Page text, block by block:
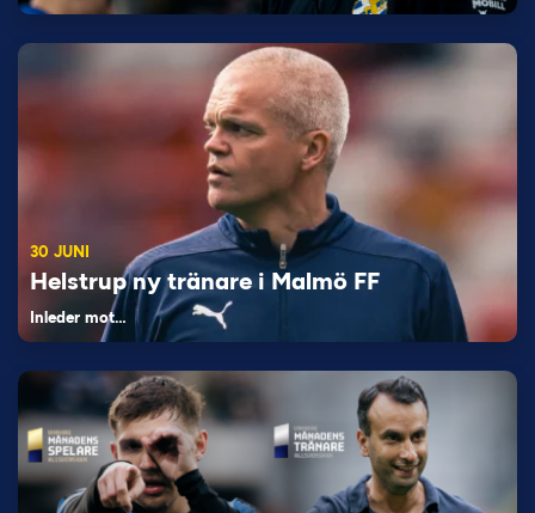
30 JUNI
Helstrup ny tränare i Malmö FF
Inleder mot…